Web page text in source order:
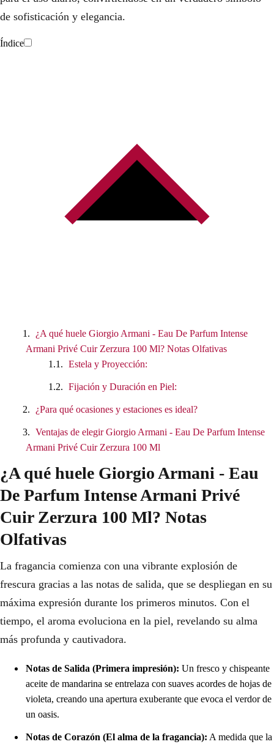
l
s
0
€
de sofisticación y elegancia.
Índice
¿A qué huele Giorgio Armani - Eau De Parfum Intense
Armani Privé Cuir Zerzura 100 Ml? Notas Olfativas
Estela y Proyección:
Fijación y Duración en Piel:
¿Para qué ocasiones y estaciones es ideal?
Ventajas de elegir Giorgio Armani - Eau De Parfum Intense
Armani Privé Cuir Zerzura 100 Ml
¿A qué huele Giorgio Armani - Eau
De Parfum Intense Armani Privé
Cuir Zerzura 100 Ml? Notas
Olfativas
La fragancia comienza con una vibrante explosión de
frescura gracias a las notas de salida, que se despliegan en su
máxima expresión durante los primeros minutos. Con el
tiempo, el aroma evoluciona en la piel, revelando su alma
más profunda y cautivadora.
Notas de Salida (Primera impresión): Un fresco y chispeante
aceite de mandarina se entrelaza con suaves acordes de hojas de
violeta, creando una apertura exuberante que evoca el verdor de
un oasis.
Notas de Corazón (El alma de la fragancia): A medida que la